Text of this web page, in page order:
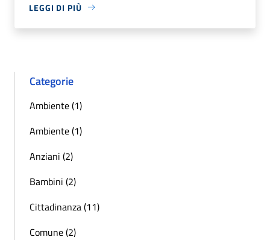
LEGGI DI PIÙ
Categorie
Ambiente (1)
Ambiente (1)
Anziani (2)
Bambini (2)
Cittadinanza (11)
Comune (2)